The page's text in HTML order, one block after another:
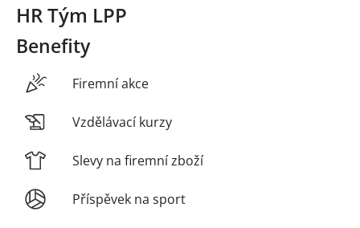
HR Tým LPP
Benefity
Firemní akce
Vzdělávací kurzy
Slevy na firemní zboží
Příspěvek na sport